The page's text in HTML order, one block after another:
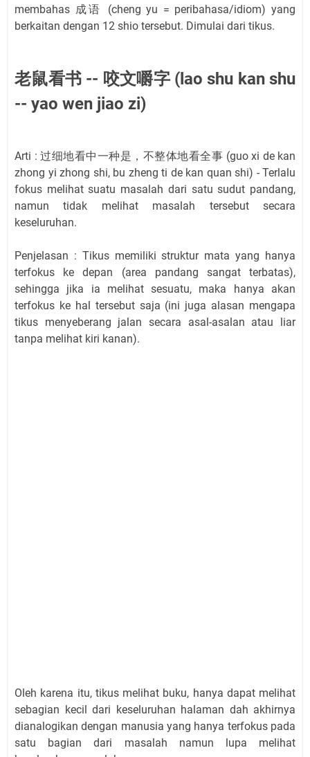
membahas 成语 (cheng yu = peribahasa/idiom) yang
berkaitan dengan 12 shio tersebut. Dimulai dari tikus.
老鼠看书 -- 咬文嚼字 (lao shu kan shu
-- yao wen jiao zi)
Arti : 过细地看中一种是，不整体地看全事 (guo xi de kan
zhong yi zhong shi, bu zheng ti de kan quan shi) - Terlalu
fokus melihat suatu masalah dari satu sudut pandang,
namun tidak melihat masalah tersebut secara
keseluruhan.
Penjelasan : Tikus memiliki struktur mata yang hanya
terfokus ke depan (area pandang sangat terbatas),
sehingga jika ia melihat sesuatu, maka hanya akan
terfokus ke hal tersebut saja (ini juga alasan mengapa
tikus menyeberang jalan secara asal-asalan atau liar
tanpa melihat kiri kanan).
Oleh karena itu, tikus melihat buku, hanya dapat melihat
sebagian kecil dari keseluruhan halaman dah akhirnya
dianalogikan dengan manusia yang hanya terfokus pada
satu bagian dari masalah namun lupa melihat